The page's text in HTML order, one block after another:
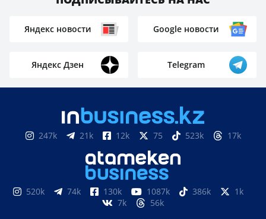
Яндекс новости Google новости
Яндекс Дзен Telegram
247k 21k 12k 75 523k 17k
520k 74k 130k 1087k 386k
1k
7k
56k